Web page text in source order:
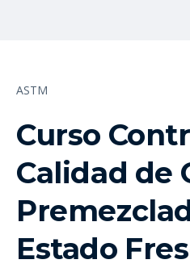
ASTM
Curso
Calidad de
Estado